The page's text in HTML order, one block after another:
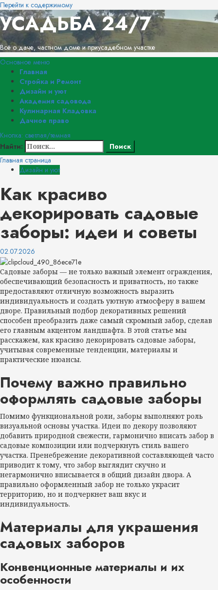
Перейти к содержимому
УСАДЬБА 24/7
Всё о даче, частном доме и приусадебном участке
Основное меню
Главная
Стройка и Ремонт
Дизайн и уют
Академия садовода
Кулинарная Кладовка
Дачное право
Кнопка: светлая/темная
Найти:
Главная страница
Дизайн и уют
Как красиво
декорировать садовые
заборы: идеи и советы
02.07.2026
Садовые заборы — не только важный элемент ограждения,
обеспечивающий безопасность и приватность, но также
предоставляют отличную возможность выразить
индивидуальность и создать уютную атмосферу в вашем
дворе. Правильный подбор декоративных решений
способен преобразить даже самый скромный забор, сделав
его главным акцентом ландшафта. В этой статье мы
расскажем, как красиво декорировать садовые заборы,
учитывая современные тенденции, материалы и
практические нюансы.
Почему важно правильно
оформлять садовые заборы
Помимо функциональной роли, заборы выполняют роль
визуальной основы участка. Идеи по декору позволяют
добавить природной свежести, гармонично вписать забор в
садовые композиции или подчеркнуть стиль вашего
участка. Пренебрежение декоративной составляющей часто
приводит к тому, что забор выглядит скучно и
негармонично вписывается в общий дизайн двора. А
правильно оформленный забор не только украсит
территорию, но и подчеркнет ваш вкус и
индивидуальность.
Материалы для украшения
садовых заборов
Конвенционные материалы и их
особенности